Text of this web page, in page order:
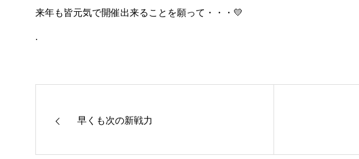
来年も皆元気で開催出来ることを願って・・・💛
.
早くも次の新戦力